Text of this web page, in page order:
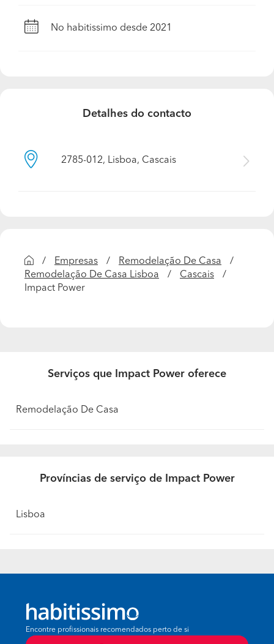
No habitissimo desde 2021
Detalhes do contacto
2785-012, Lisboa, Cascais
Empresas
Remodelação De Casa
Remodelação De Casa Lisboa
Cascais
Impact Power
Serviços que Impact Power oferece
Remodelação De Casa
Províncias de serviço de Impact Power
Lisboa
Encontre profissionais recomendados perto de si